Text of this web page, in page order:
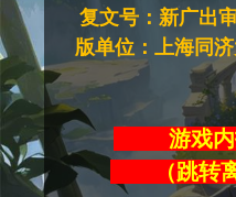
复文号：新广出
版单位：上海同
游戏内扫
（跳转离